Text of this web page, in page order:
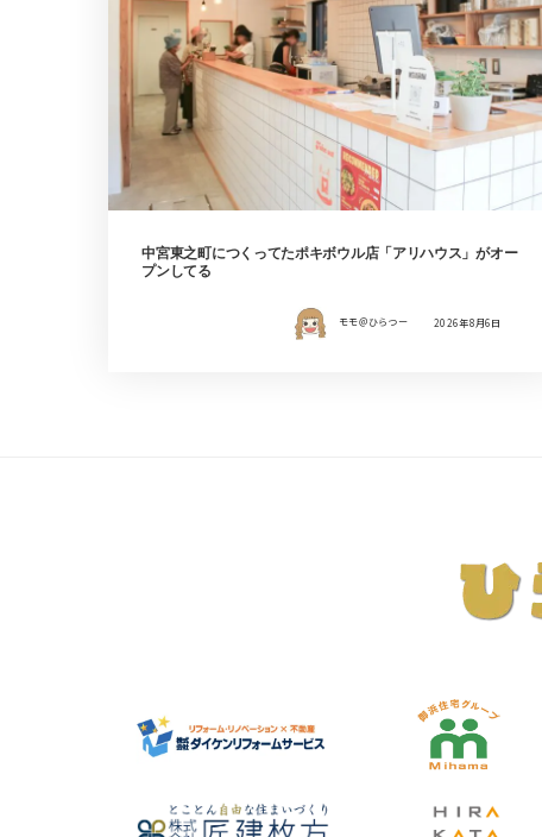
中宮東之町につくってたポキボウル店「アリハウス」がオー
プンしてる
モモ＠ひらつー 2026年8月6日